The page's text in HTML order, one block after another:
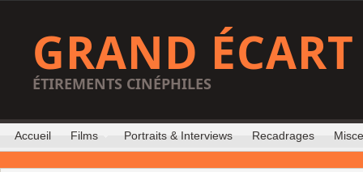
GRAND ÉCART
ÉTIREMENTS CINÉPHILES
Accueil Films Portraits & Interviews Recadrages